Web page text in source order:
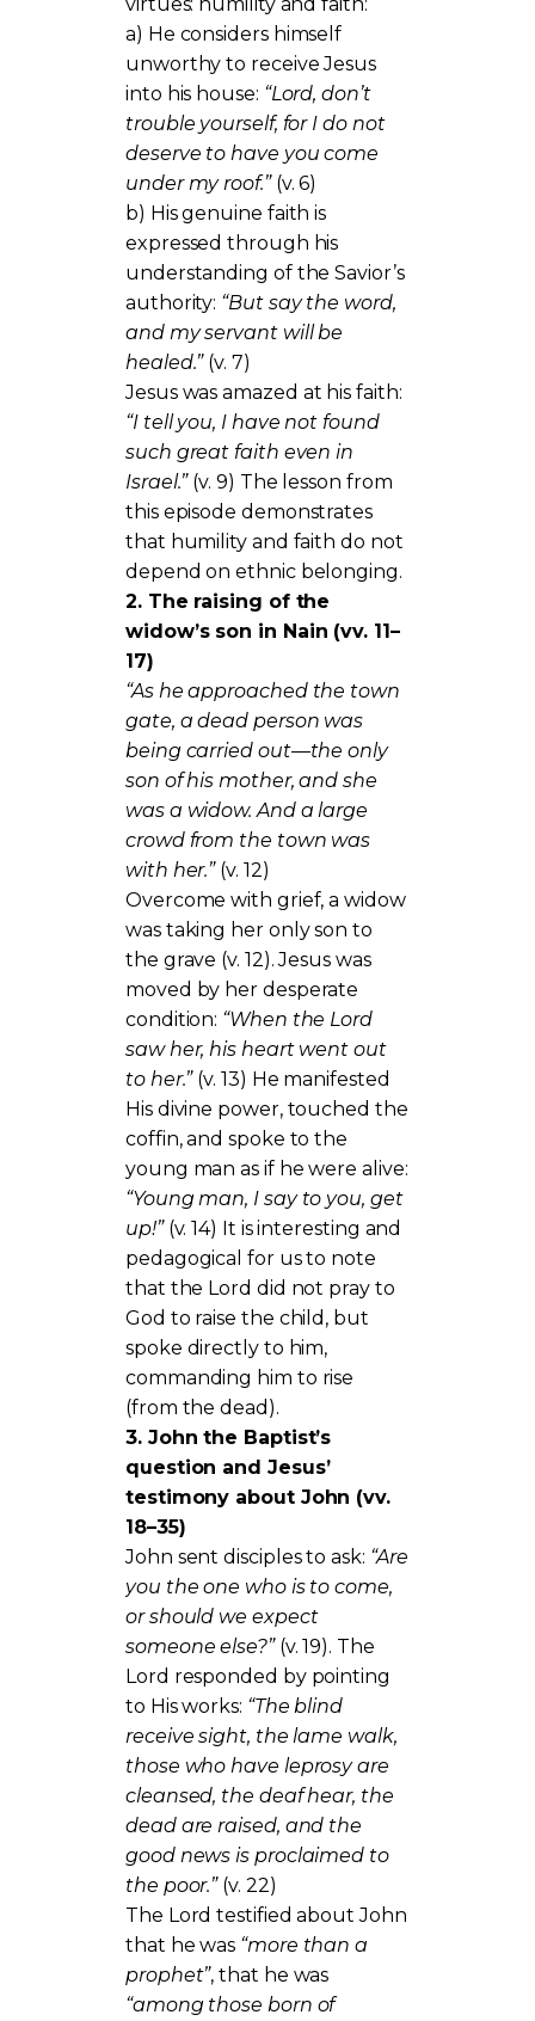
a) He considers himself
unworthy to receive Jesus
into his house: “Lord, don’t
trouble yourself, for I do not
deserve to have you come
under my roof.”(v. 6)
b) His genuine faith is
expressed through his
understanding of the Savior’s
authority: “But say the word,
and my servant will be
healed.”(v. 7)
Jesus was amazed at his faith:
“I tell you, I have not found
such great faith even in
Israel.”(v. 9) The lesson from
this episode demonstrates
that humility and faith do not
depend on ethnic belonging.
2. The raising of the
widow’s son in Nain (vv. 11–
17)
“As he approached the town
gate, a dead person was
being carried out—the only
son of his mother, and she
was a widow. And a large
crowd from the town was
with her.”(v. 12)
Overcome with grief, a widow
was taking her only son to
the grave (v. 12). Jesus was
moved by her desperate
condition: “When the Lord
saw her, his heart went out
to her.”(v. 13) He manifested
His divine power, touched the
coffin, and spoke to the
young man as if he were alive:
“Young man, I say to you, get
up!”(v. 14) It is interesting and
pedagogical for us to note
that the Lord did not pray to
God to raise the child, but
spoke directly to him,
commanding him to rise
(from the dead).
3. John the Baptist’s
question and Jesus’
testimony about John (vv.
18–35)
John sent disciples to ask: “Are
you the one who is to come,
or should we expect
someone else?”(v. 19). The
Lord responded by pointing
to His works: “The blind
receive sight, the lame walk,
those who have leprosy are
cleansed, the deaf hear, the
dead are raised, and the
good news is proclaimed to
the poor.”(v. 22)
The Lord testified about John
that he was “more than a
prophet”, that he was
“among those born of